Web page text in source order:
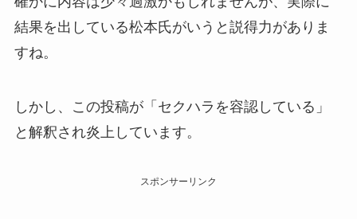
結果を出している松本氏がいうと説得力がありま
すね。
しかし、この投稿が「セクハラを容認している」
と解釈され炎上しています。
スポンサーリンク